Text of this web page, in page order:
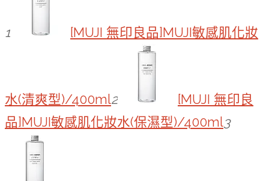
1 [MUJI 無印良品]MUJI敏感肌化妝
水(清爽型)/400ml2
[MUJI 無印良
品]MUJI敏感肌化妝水(保濕型)/400ml3